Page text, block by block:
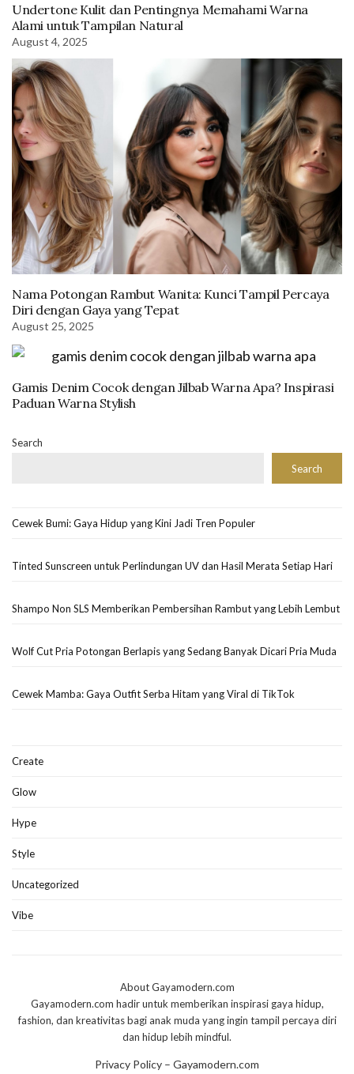
Undertone Kulit dan Pentingnya Memahami Warna
Alami untuk Tampilan Natural
August 4, 2025
Nama Potongan Rambut Wanita: Kunci Tampil Percaya
Diri dengan Gaya yang Tepat
August 25, 2025
Gamis Denim Cocok dengan Jilbab Warna Apa? Inspirasi
Paduan Warna Stylish
Search
Search
Cewek Bumi: Gaya Hidup yang Kini Jadi Tren Populer
Tinted Sunscreen untuk Perlindungan UV dan Hasil Merata Setiap Hari
Shampo Non SLS Memberikan Pembersihan Rambut yang Lebih Lembut
Wolf Cut Pria Potongan Berlapis yang Sedang Banyak Dicari Pria Muda
Cewek Mamba: Gaya Outfit Serba Hitam yang Viral di TikTok
Create
Glow
Hype
Style
Uncategorized
Vibe
About Gayamodern.com
Gayamodern.com hadir untuk memberikan inspirasi gaya hidup,
fashion, dan kreativitas bagi anak muda yang ingin tampil percaya diri
dan hidup lebih mindful.
Privacy Policy – Gayamodern.com